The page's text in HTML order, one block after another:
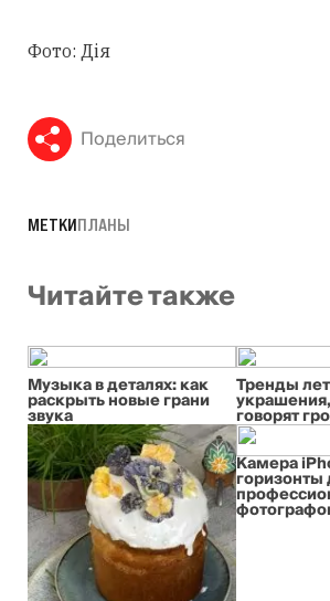
Фото: Дія
Поделиться
МЕТКИПЛАНЫ
Читайте также
Музыка в деталях: как
раскрыть новые грани
звука
Тренды
говорят
Камера
горизонты